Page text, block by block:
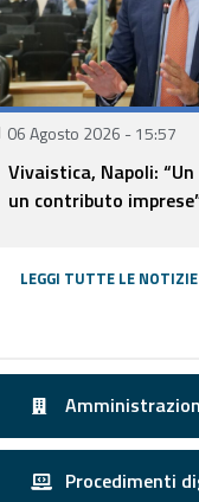
06 Agosto 2026 - 15:57
Vivaistica, Napoli:
un contributo
LEGGI TUTTE LE
Procedimenti
Fase
4